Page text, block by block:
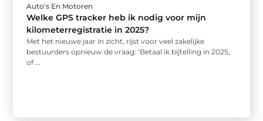
Auto's En Motoren
Welke GPS tracker heb ik nodig voor mijn
kilometerregistratie in 2025?
Met het nieuwe jaar in zicht, rijst voor veel zakelijke
bestuurders opnieuw de vraag: ‘Betaal ik bijtelling in 2025,
of ...